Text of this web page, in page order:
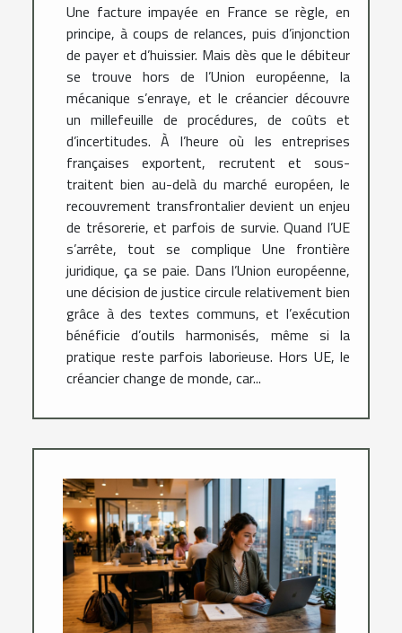
Une facture impayée en France se règle, en
principe, à coups de relances, puis d’injonction
de payer et d’huissier. Mais dès que le débiteur
se trouve hors de l’Union européenne, la
mécanique s’enraye, et le créancier découvre
un millefeuille de procédures, de coûts et
d’incertitudes. À l’heure où les entreprises
françaises exportent, recrutent et sous-
traitent bien au-delà du marché européen, le
recouvrement transfrontalier devient un enjeu
de trésorerie, et parfois de survie. Quand l’UE
s’arrête, tout se complique Une frontière
juridique, ça se paie. Dans l’Union européenne,
une décision de justice circule relativement bien
grâce à des textes communs, et l’exécution
bénéficie d’outils harmonisés, même si la
pratique reste parfois laborieuse. Hors UE, le
créancier change de monde, car...